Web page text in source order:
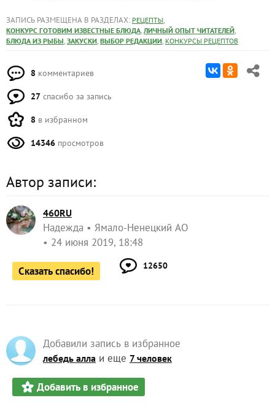
ЗАПИСЬ РАЗМЕЩЕНА В РАЗДЕЛАХ: РЕЦЕПТЫ,
КОНКУРС ГОТОВИМ ИЗВЕСТНЫЕ БЛЮДА, ЛИЧНЫЙ ОПЫТ ЧИТАТЕЛЕЙ,
БЛЮДА ИЗ РЫБЫ, ЗАКУСКИ, ВЫБОР РЕДАКЦИИ, КОНКУРСЫ РЕЦЕПТОВ
8 комментариев
27 спасибо за запись
8 в избранном
14346 просмотров
Автор записи:
460RU
Надежда
Ямало-Ненецкий АО
24 июня 2019, 18:48
Сказать спасибо! 12650
Добавили запись в избранное
лебедь алла и еще 7 человек
Добавить в избранное